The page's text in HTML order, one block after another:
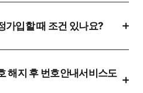
가입할 때 조건 있나요?
해지 후 번호안내서비스도